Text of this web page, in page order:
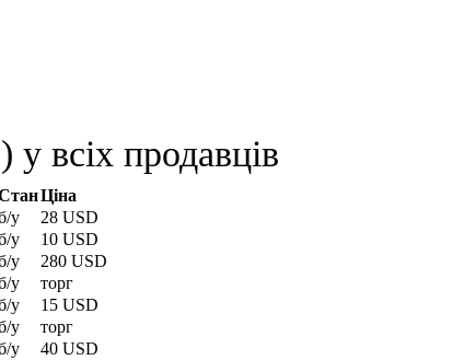
всіх продавців
Ціна
у
28 USD
у
10 USD
у
280 USD
у
торг
у
15 USD
у
торг
у
40 USD